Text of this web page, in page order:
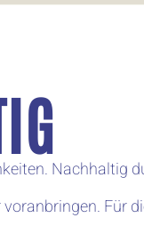
Nachhaltig
Für